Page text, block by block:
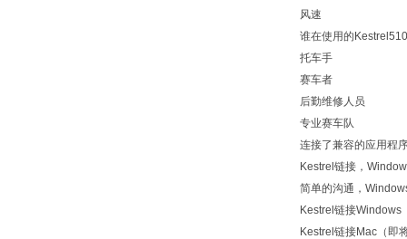
风速
谁在使用的
托车手
赛车者
后勤维修人员
专业赛车队
连接了兼容的应用程
Kestrel链接，
简单的沟通，
Kestrel链接Windows
Kestrel链接Mac（即